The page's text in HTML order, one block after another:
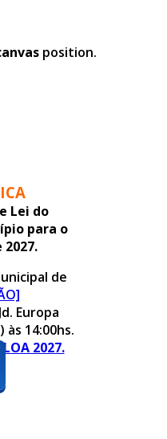
position.
Lei do
para o
de
Europa
14:00hs.
2027.